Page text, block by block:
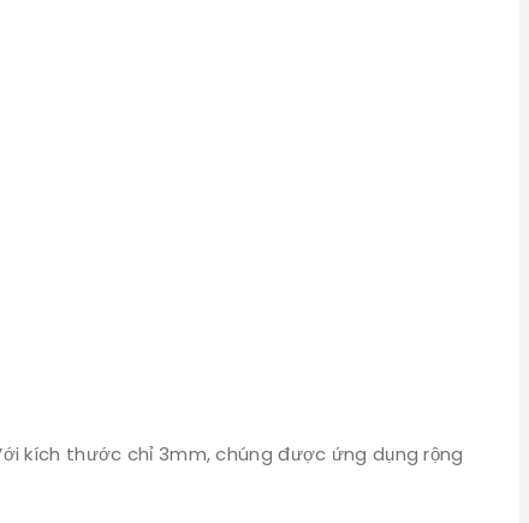
kích thước chỉ 3mm, chúng được ứng dụng rộng